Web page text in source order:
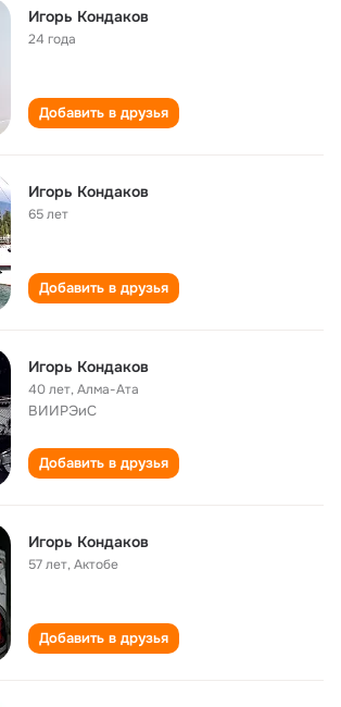
Игорь Кондаков
24 года
Добавить в друзья
Игорь Кондаков
65 лет
Добавить в друзья
Игорь Кондаков
40 лет,Алма-Ата
ВИИРЭиС
Добавить в друзья
Игорь Кондаков
57 лет,Актобе
Добавить в друзья